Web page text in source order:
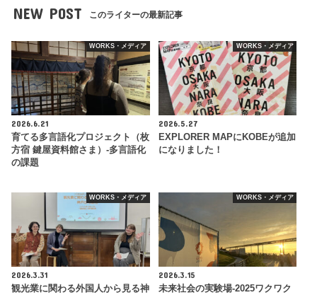
NEW POST このライターの最新記事
WORKS・メディア
2026.6.21
育てる多言語化プロジェクト（枚
方宿 鍵屋資料館さま）-多言語化
の課題
WORKS・メディア
2026.5.27
EXPLORER MAPにKOBEが追加
になりました！
WORKS・メディア
2026.3.31
観光業に関わる外国人から見る神
WORKS・メディア
2026.3.15
未来社会の実験場-2025ワクワク